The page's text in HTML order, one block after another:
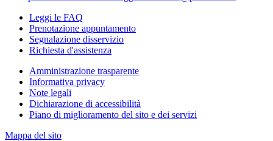
Leggi le FAQ
Prenotazione appuntamento
Segnalazione disservizio
Richiesta d'assistenza
Amministrazione trasparente
Informativa privacy
Note legali
Dichiarazione di accessibilità
Piano di miglioramento del sito e dei servizi
Mappa del sito